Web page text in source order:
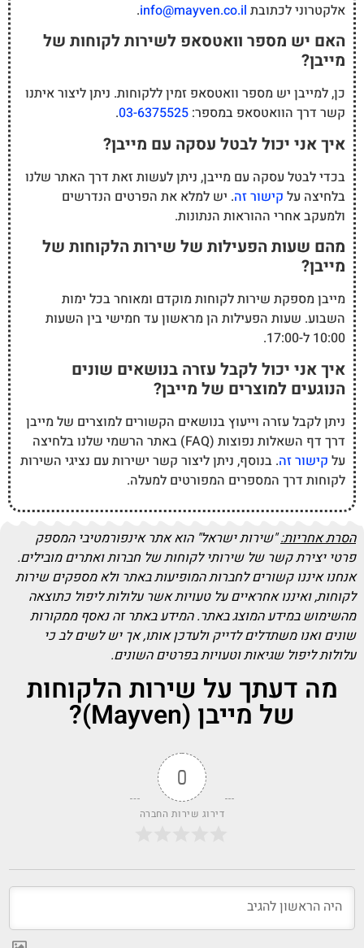
אלקטרוני לכתובת info@mayven.co.il
.
האם יש מספר וואטסאפ לשירות לקוחות של
מייבן?
כן, למייבן יש מספר וואטסאפ זמין ללקוחות. ניתן ליצור איתנו
קשר דרך הוואטסאפ במספר: 03-6375525
.
איך אני יכול לבטל עסקה עם מייבן?
בכדי לבטל עסקה עם מייבן, ניתן לעשות זאת דרך האתר שלנו
בלחיצה על קישור זה. יש למלא את הפרטים הנדרשים
ולמעקב אחרי ההוראות הנתונות.
מהם שעות הפעילות של שירות הלקוחות של
מייבן?
מייבן מספקת שירות לקוחות מוקדם ומאוחר בכל ימות
השבוע. שעות הפעילות הן מראשון עד חמישי בין השעות
10:00 ל-17:00.
איך אני יכול לקבל עזרה בנושאים שונים
הנוגעים למוצרים של מייבן?
ניתן לקבל עזרה וייעוץ בנושאים הקשורים למוצרים של מייבן
דרך דף השאלות נפוצות (FAQ) באתר הרשמי שלנו בלחיצה
על קישור זה. בנוסף, ניתן ליצור קשר ישירות עם נציגי השירות
לקוחות דרך המספרים המפורטים למעלה.
הסרת אחריות:"שירות ישראל" הוא אתר אינפורמטיבי המספק
פרטי יצירת קשר של שירותי לקוחות של חברות ואתרים מובילים.
אנחנו איננו קשורים לחברות המופיעות באתר ולא מספקים שירות
לקוחות, ואיננו אחראיים על טעויות אשר עלולות ליפול כתוצאה
מהשימוש במידע המוצג באתר. המידע באתר זה נאסף ממקורות
שונים ואנו משתדלים לדייק ולעדכן אותו, אך יש לשים לב כי
עלולות ליפול שגיאות וטעויות בפרטים השונים.
מה דעתך על שירות הלקוחות
של מייבן (Mayven)?
0
דירוג שירות החברה